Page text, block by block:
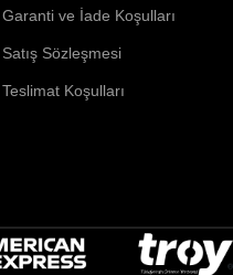
Garanti ve İade Koşulları
Satış Sözleşmesi
Teslimat Koşulları